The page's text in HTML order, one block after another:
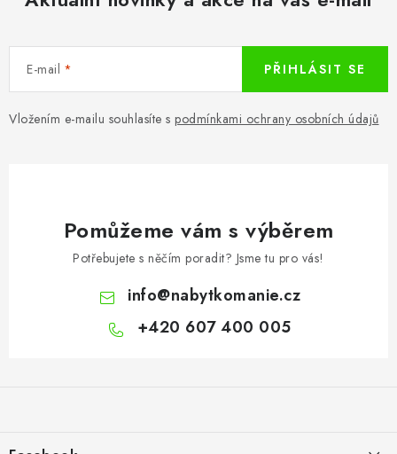
E-mail
Vložením e-mailu souhlasíte s podmínkami ochrany osobních údajů
PŘIHLÁSIT SE
Pomůžeme vám s výběrem
Potřebujete s něčím poradit? Jsme tu pro vás!
info@nabytkomanie.cz
+420 607 400 005
a